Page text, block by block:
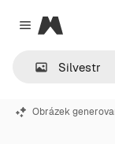
Close menu
Magnific
Obrázek